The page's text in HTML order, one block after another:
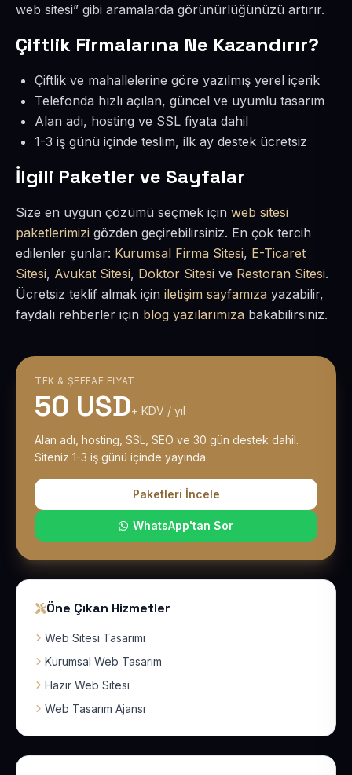
web sitesi” gibi aramalarda görünürlüğünüzü artırır.
Çiftlik Firmalarına Ne Kazandırır?
Çiftlik ve mahallelerine göre yazılmış yerel içerik
Telefonda hızlı açılan, güncel ve uyumlu tasarım
Alan adı, hosting ve SSL fiyata dahil
1-3 iş günü içinde teslim, ilk ay destek ücretsiz
İlgili Paketler ve Sayfalar
Size en uygun çözümü seçmek için web sitesi
paketlerimizi gözden geçirebilirsiniz. En çok tercih
edilenler şunlar: Kurumsal Firma Sitesi, E-Ticaret
Sitesi, Avukat Sitesi, Doktor Sitesi ve Restoran Sitesi.
Ücretsiz teklif almak için iletişim sayfamıza yazabilir,
faydalı rehberler için blog yazılarımıza bakabilirsiniz.
TEK & ŞEFFAF FIYAT
50 USD+ KDV / yıl
Alan adı, hosting, SSL, SEO ve 30 gün destek dahil.
Siteniz 1-3 iş günü içinde yayında.
Paketleri İncele
WhatsApp'tan Sor
Öne Çıkan Hizmetler
Web Sitesi Tasarımı
Kurumsal Web Tasarım
Hazır Web Sitesi
Web Tasarım Ajansı